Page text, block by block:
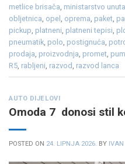
metlice brisača, ministarstvo
obljetnica, opel , oprema, paket,
pickup, platneni, platneni tepisi,
pneumatik, polo, postignuća,
prodaja, proizvodnja, promet,
R5, rabljeni, razvod, razvod lanca
AUTO DIJELOVI
Omoda 7 donosi stil
POSTED ON 24. LIPNJA 2026. BY IVAN